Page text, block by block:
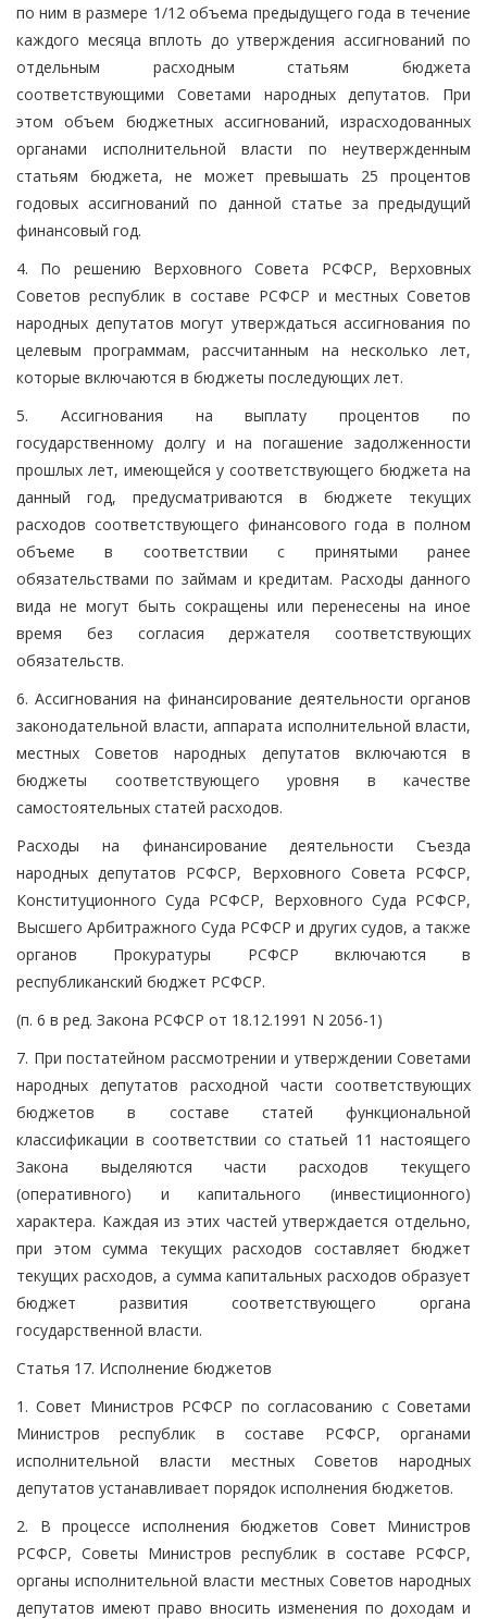
по ним в размере 1/12 объема предыдущего года в течение
каждого месяца вплоть до утверждения ассигнований по
отдельным расходным статьям бюджета
соответствующими Советами народных депутатов. При
этом объем бюджетных ассигнований, израсходованных
органами исполнительной власти по неутвержденным
статьям бюджета, не может превышать 25 процентов
годовых ассигнований по данной статье за предыдущий
финансовый год.
4. По решению Верховного Совета РСФСР, Верховных
Советов республик в составе РСФСР и местных Советов
народных депутатов могут утверждаться ассигнования по
целевым программам, рассчитанным на несколько лет,
которые включаются в бюджеты последующих лет.
5. Ассигнования на выплату процентов по
государственному долгу и на погашение задолженности
прошлых лет, имеющейся у соответствующего бюджета на
данный год, предусматриваются в бюджете текущих
расходов соответствующего финансового года в полном
объеме в соответствии с принятыми ранее
обязательствами по займам и кредитам. Расходы данного
вида не могут быть сокращены или перенесены на иное
время без согласия держателя соответствующих
обязательств.
6. Ассигнования на финансирование деятельности органов
законодательной власти, аппарата исполнительной власти,
местных Советов народных депутатов включаются в
бюджеты соответствующего уровня в качестве
самостоятельных статей расходов.
Расходы на финансирование деятельности Съезда
народных депутатов РСФСР, Верховного Совета РСФСР,
Конституционного Суда РСФСР, Верховного Суда РСФСР,
Высшего Арбитражного Суда РСФСР и других судов, а также
органов Прокуратуры РСФСР включаются в
республиканский бюджет РСФСР.
(п. 6 в ред. Закона РСФСР от 18.12.1991 N 2056-1)
7. При постатейном рассмотрении и утверждении Советами
народных депутатов расходной части соответствующих
бюджетов в составе статей функциональной
классификации в соответствии со статьей 11 настоящего
Закона выделяются части расходов текущего
(оперативного) и капитального (инвестиционного)
характера. Каждая из этих частей утверждается отдельно,
при этом сумма текущих расходов составляет бюджет
текущих расходов, а сумма капитальных расходов образует
бюджет развития соответствующего органа
государственной власти.
Статья 17. Исполнение бюджетов
1. Совет Министров РСФСР по согласованию с Советами
Министров республик в составе РСФСР, органами
исполнительной власти местных Советов народных
депутатов устанавливает порядок исполнения бюджетов.
2. В процессе исполнения бюджетов Совет Министров
РСФСР, Советы Министров республик в составе РСФСР,
органы исполнительной власти местных Советов народных
депутатов имеют право вносить изменения по доходам и